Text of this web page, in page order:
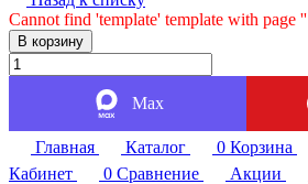
Cannot find 'template' template with page ''
В корзину
Max
Главная Каталог 0 Корзина
Кабинет
0 Сравнение Акции